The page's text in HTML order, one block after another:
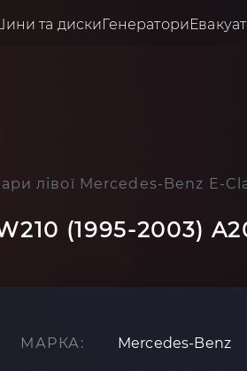
та дискиГенератори
лівої Mercedes-Benz E-
(1995-2003)
МАРКА: Mercedes-Benz